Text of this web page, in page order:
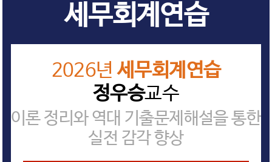
세무회계연습
2026년 세무회계연습
정우승교수
이론 정리와 역대 기출문제해설을 통한
실전 감각 향상